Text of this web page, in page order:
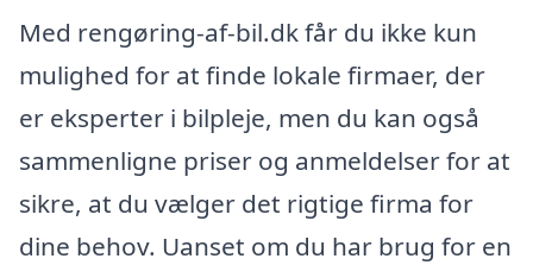
Med rengøring-af-bil.dk får du ikke kun
mulighed for at finde lokale firmaer, der
er eksperter i bilpleje, men du kan også
sammenligne priser og anmeldelser for at
sikre, at du vælger det rigtige firma for
dine behov. Uanset om du har brug for en